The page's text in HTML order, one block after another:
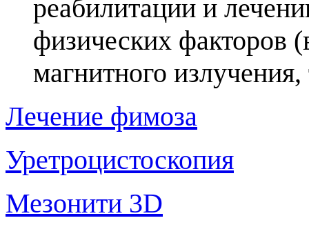
реабилитации и
физических факторов
магнитного
Лечение фимоза
Уретроцистоскопия
Мезонити 3D